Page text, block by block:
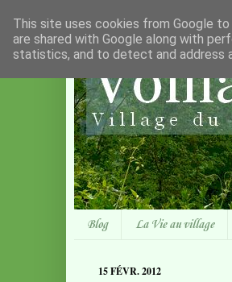
Blog La Vie au village
15 FÉVR. 2012
This site uses cookies from Google
are shared with Google along with
statistics, and to detect and address